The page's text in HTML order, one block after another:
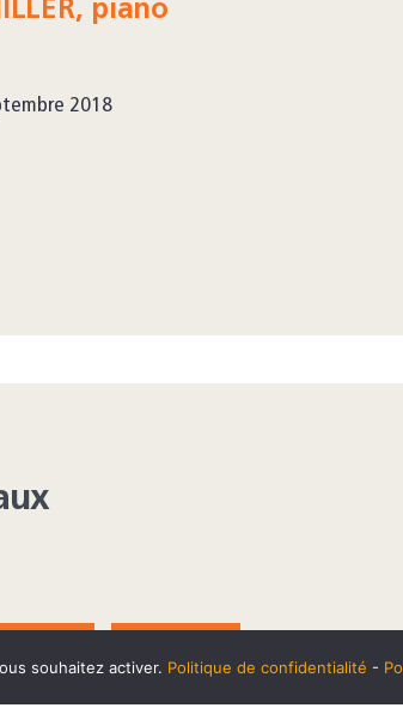
piano
2018
souhaitez activer. Politique de confidentialité -